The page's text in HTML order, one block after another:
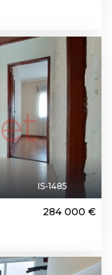
IS-1485
284 000 €